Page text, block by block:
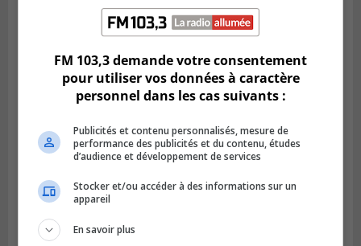
Publié le 5 août 2026 à 08h23
De la fibrose kystique à l’Ironman : le
parcours inspirant d’Emma Fontaine
FM 103,3 demande votre consentement
pour utiliser vos données à caractère
personnel dans les cas suivants :
Publicités et contenu personnalisés, mesure de
performance des publicités et du contenu, études
d’audience et développement de services
Stocker et/ou accéder à des informations sur un
appareil
En savoir plus